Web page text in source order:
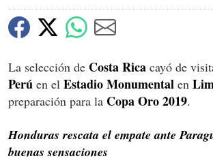
La selección de Costa Rica cayó de
Perú en el Estadio Monumental en
preparación para la Copa Oro 2019.
Honduras rescata el empate ante
buenas sensaciones